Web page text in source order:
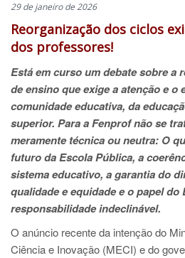
29 de janeiro de 2026
Reorganização dos ciclos
dos professores!
Está em curso um debate sobre a
de ensino que exige a atenção e o
comunidade educativa, da
superior. Para a Fenprof não se
meramente técnica ou neutra: O
futuro da Escola Pública, a
sistema educativo, a garantia do
qualidade e equidade e o papel do
responsabilidade indeclinável.
O anúncio recente da intenção do
Ciência e Inovação (MECI) e do